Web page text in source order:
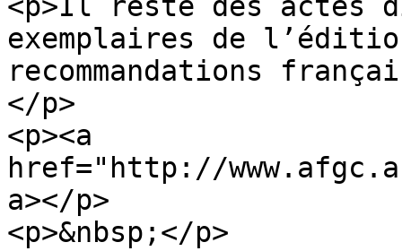
exemplaires de
recommandations
</p>
<p><a
href="http://
a></p>
<p>&nbsp;</p>